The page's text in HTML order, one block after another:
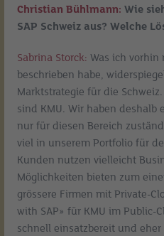
Christian Bühlmann: Wie
SAP Schweiz aus? Welche
Sabrina Storck: Was ich
beschrieben habe,
Marktstrategie für die
sind KMU. Wir haben deshalb
nur für diesen Bereich
viel in unserem Portfolio für
Kunden nutzen vielleicht
Möglichkeiten bieten zum
grössere Firmen mit Private-
with SAP» für KMU im Public-
schnell einsatzbereit und